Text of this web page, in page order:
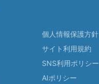
個人情報保護方針
サイト利用規約
SNS利用ポリシー
AIポリシー